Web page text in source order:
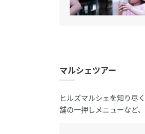
マルシェツアー
ヒルズマルシェを知り尽
舗の一押しメニューなど